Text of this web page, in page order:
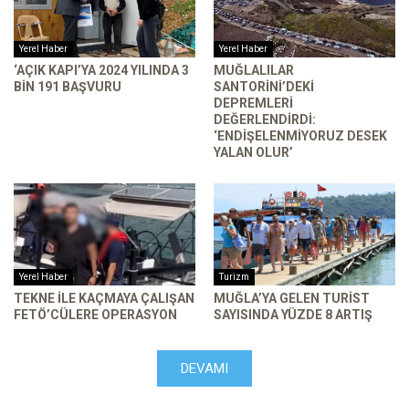
Yerel Haber
‘AÇIK KAPI’YA 2024 YILINDA 3
BIN 191 BAŞVURU
Yerel Haber
MUĞLALILAR
SANTORINI’DEKI
DEPREMLERI
DEĞERLENDIRDI:
‘ENDIŞELENMIYORUZ DESEK
YALAN OLUR’
Yerel Haber
TEKNE ILE KAÇMAYA ÇALIŞAN
FETÖ’CÜLERE OPERASYON
Turizm
MUĞLA’YA GELEN TURIST
SAYISINDA YÜZDE 8 ARTIŞ
DEVAMI